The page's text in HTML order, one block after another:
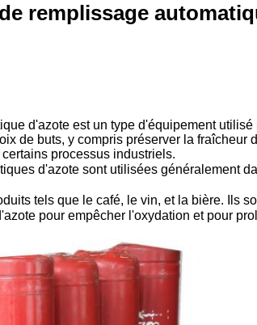
remplissage
d'azote est un type d'équipement
de buts, y compris préserver la
processus industriels.
d'azote sont utilisées généralement
tels que le café, le vin, et la bière. Ils
pour empêcher l'oxydation et pour